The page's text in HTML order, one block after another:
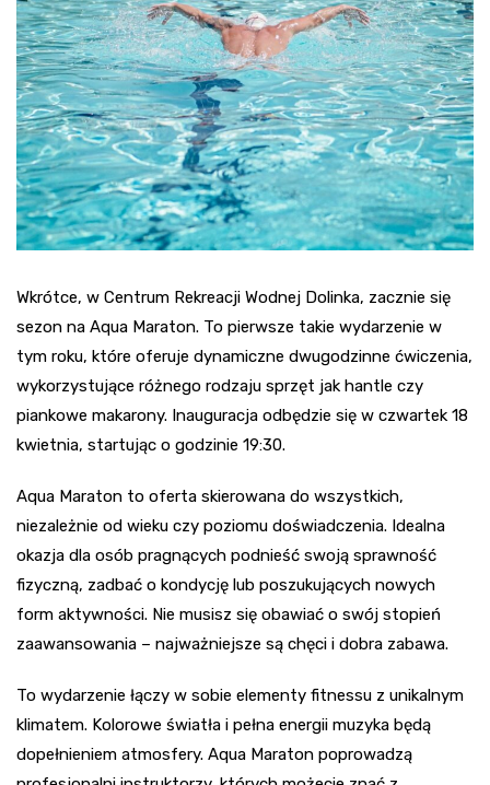
Wkrótce, w Centrum Rekreacji Wodnej Dolinka, zacznie się
sezon na Aqua Maraton. To pierwsze takie wydarzenie w
tym roku, które oferuje dynamiczne dwugodzinne ćwiczenia,
wykorzystujące różnego rodzaju sprzęt jak hantle czy
piankowe makarony. Inauguracja odbędzie się w czwartek 18
kwietnia, startując o godzinie 19:30.
Aqua Maraton to oferta skierowana do wszystkich,
niezależnie od wieku czy poziomu doświadczenia. Idealna
okazja dla osób pragnących podnieść swoją sprawność
fizyczną, zadbać o kondycję lub poszukujących nowych
form aktywności. Nie musisz się obawiać o swój stopień
zaawansowania – najważniejsze są chęci i dobra zabawa.
To wydarzenie łączy w sobie elementy fitnessu z unikalnym
klimatem. Kolorowe światła i pełna energii muzyka będą
dopełnieniem atmosfery. Aqua Maraton poprowadzą